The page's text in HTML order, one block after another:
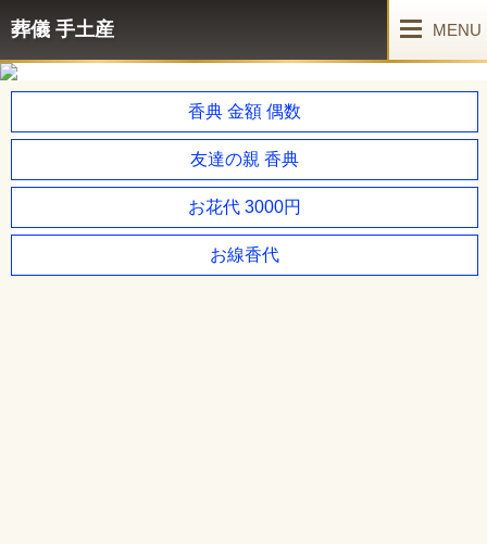
葬儀 手土産 MENU
香典 金額 偶数
友達の親 香典
お花代 3000円
お線香代